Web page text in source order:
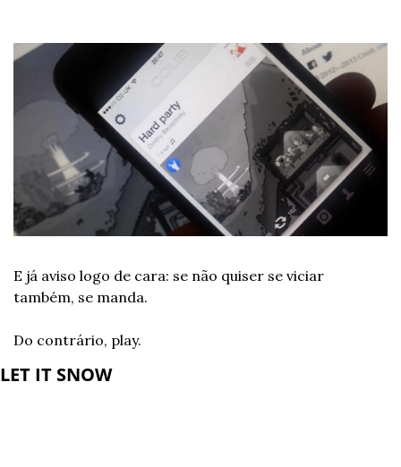
E já aviso logo de cara: se não quiser se viciar
também, se manda.
Do contrário, play.
LET IT SNOW